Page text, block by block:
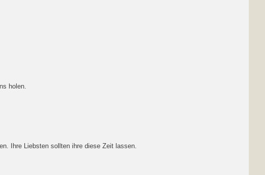
holen.
Ihre Liebsten sollten ihre diese Zeit lassen.